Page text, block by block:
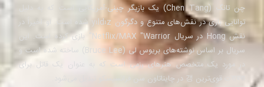
چن تانگ (Chen Tang) یک بازیگر چینی-آمریکایی است که به دلیل
توانایی بازی در نقش‌های متنوع و دگرگون yıldız شده است. او اخیراً در
نقش Hong در سریال Netflix/MAX "Warrior" بازی کرده است. این
سریال بر اساس نوشته‌های بریوس لی (Bruce Lee) ساخته شده است و
در مورد یک متخصص هنرهای رزمی است که به عنوان یک قاتل برای